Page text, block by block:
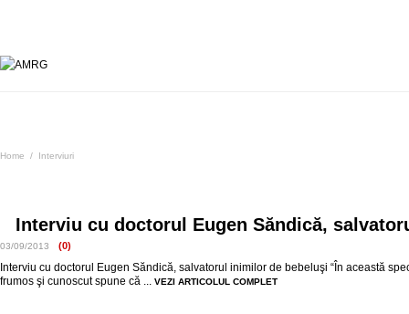
Home / Interviuri
Interviu cu doctorul Eugen Săndică,
03/09/2013 (0)
Interviu cu doctorul Eugen Săndică, salvatorul inimilor de bebeluşi “În această
frumos şi cunoscut spune că ... VEZI ARTICOLUL COMPLET